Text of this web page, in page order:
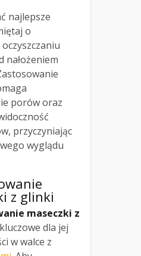
najlepsze
o
nałożeniem
porów oraz
przyczyniając
wyglądu
z glinki
maseczki z
dla jej
w walce z